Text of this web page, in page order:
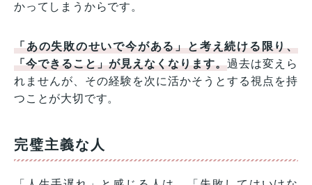
かってしまうからです。
「あの失敗のせいで今がある」と考え続ける限り、
「今できること」が見えなくなります。過去は変えら
れませんが、その経験を次に活かそうとする視点を持
つことが大切です。
完璧主義な人